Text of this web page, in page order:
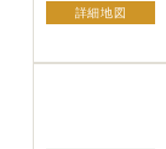
詳細地図